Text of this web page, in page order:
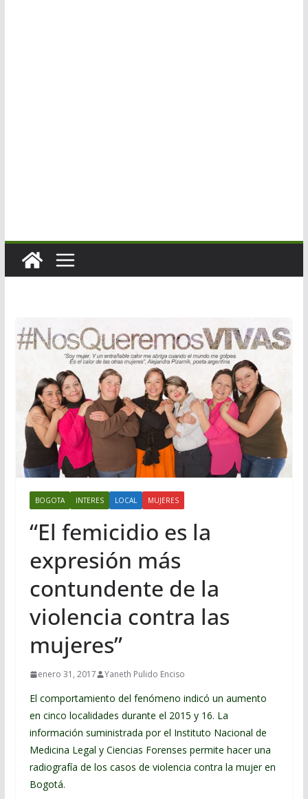
BOGOTA INTERES LOCAL MUJERES
“El femicidio es la
expresión más
contundente de la
violencia contra las
mujeres”
enero 31, 2017 Yaneth Pulido Enciso
El comportamiento del fenómeno indicó un aumento
en cinco localidades durante el 2015 y 16. La
información suministrada por el Instituto Nacional de
Medicina Legal y Ciencias Forenses permite hacer una
radiografía de los casos de violencia contra la mujer en
Bogotá.